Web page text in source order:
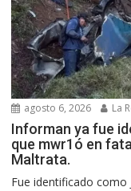
agosto 6, 2026 La
Informan ya fue
que mwr1ó en
Maltrata.
Fue identificado como